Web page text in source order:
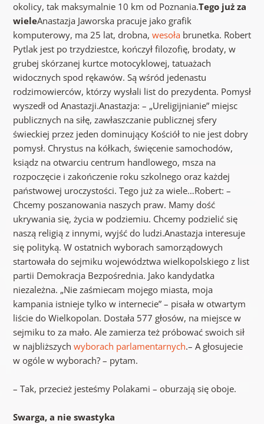
okolicy, tak maksymalnie 10 km od Poznania.Tego już za
wieleAnastazja Jaworska pracuje jako grafik
komputerowy, ma 25 lat, drobna, wesołabrunetka. Robert
Pytlak jest po trzydziestce, kończył filozofię, brodaty, w
grubej skórzanej kurtce motocyklowej, tatuażach
widocznych spod rękawów. Są wśród jedenastu
rodzimowierców, którzy wysłali list do prezydenta. Pomysł
wyszedł od Anastazji.Anastazja: – „Ureligijnianie” miejsc
publicznych na siłę, zawłaszczanie publicznej sfery
świeckiej przez jeden dominujący Kościół to nie jest dobry
pomysł. Chrystus na kółkach, święcenie samochodów,
ksiądz na otwarciu centrum handlowego, msza na
rozpoczęcie i zakończenie roku szkolnego oraz każdej
państwowej uroczystości. Tego już za wiele…Robert: –
Chcemy poszanowania naszych praw. Mamy dość
ukrywania się, życia w podziemiu. Chcemy podzielić się
naszą religią z innymi, wyjść do ludzi.Anastazja interesuje
się polityką. W ostatnich wyborach samorządowych
startowała do sejmiku województwa wielkopolskiego z list
partii Demokracja Bezpośrednia. Jako kandydatka
niezależna. „Nie zaśmiecam mojego miasta, moja
kampania istnieje tylko w internecie” – pisała w otwartym
liście do Wielkopolan. Dostała 577 głosów, na miejsce w
sejmiku to za mało. Ale zamierza też próbować swoich sił
w najbliższych wyborach parlamentarnych.– A głosujecie
w ogóle w wyborach? – pytam.
– Tak, przecież jesteśmy Polakami – oburzają się oboje.
Swarga, a nie swastyka